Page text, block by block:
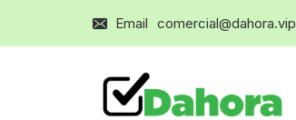
Email comercial@dahora.vip